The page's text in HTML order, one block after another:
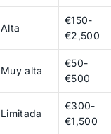
Alta
€150-
€2,500
Muy alta
€50-
€500
Limitada
€300-
€1,500